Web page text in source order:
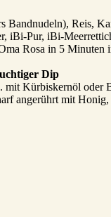
Bandnudeln), Reis,
iBi-Pur, iBi-
Rosa in 5 Minuten
Dip
mit Kürbiskernöl oder
angerührt mit